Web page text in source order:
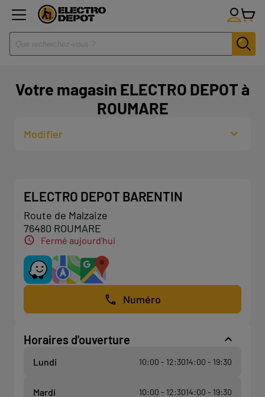
Votre magasin ELECTRO DEPOT à
ROUMARE
Modifier
ELECTRO DEPOT BARENTIN
Route de Malzaize
76480 ROUMARE
Fermé aujourd'hui
Numéro
Horaires d'ouverture
Lundi 10:00 - 12:3014:00 - 19:30
Mardi 10:00 - 12:3014:00 - 19:30